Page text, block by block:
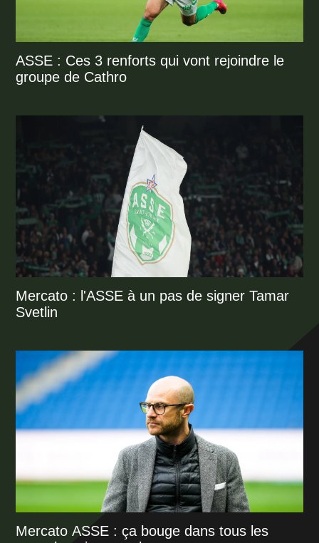
ASSE : Ces 3 renforts qui vont rejoindre le
groupe de Cathro
Mercato : l'ASSE à un pas de signer Tamar
Svetlin
Mercato ASSE : ça bouge dans tous les